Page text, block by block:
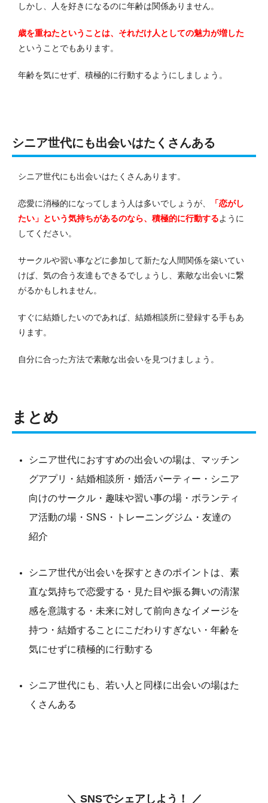
しかし、人を好きになるのに年齢は関係ありません。
歳を重ねたということは、それだけ人としての魅力が増した
ということでもあります。
年齢を気にせず、積極的に行動するようにしましょう。
シニア世代にも出会いはたくさんある
シニア世代にも出会いはたくさんあります。
恋愛に消極的になってしまう人は多いでしょうが、
「恋がし
たい」という気持ちがあるのなら、積極的に行動するように
してください。
サークルや習い事などに参加して新たな人間関係を築いてい
けば、気の合う友達もできるでしょうし、素敵な出会いに繋
がるかもしれません。
すぐに結婚したいのであれば、結婚相談所に登録する手もあ
ります。
自分に合った方法で素敵な出会いを見つけましょう。
まとめ
シニア世代におすすめの出会いの場は、マッチン
グアプリ・結婚相談所・婚活パーティー・シニア
向けのサークル・趣味や習い事の場・ボランティ
ア活動の場・SNS・トレーニングジム・友達の
紹介
シニア世代が出会いを探すときのポイントは、素
直な気持ちで恋愛する・見た目や振る舞いの清潔
感を意識する・未来に対して前向きなイメージを
持つ・結婚することにこだわりすぎない・年齢を
気にせずに積極的に行動する
シニア世代にも、若い人と同様に出会いの場はた
くさんある
＼ SNSでシェアしよう！ ／